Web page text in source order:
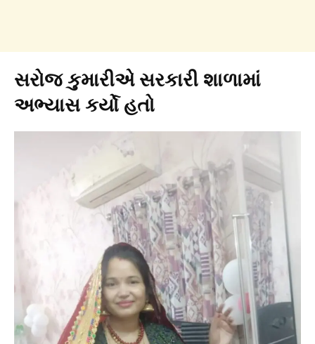
સરોજ કુમારીએ સરકારી શાળામાં
અભ્યાસ કર્યો હતો